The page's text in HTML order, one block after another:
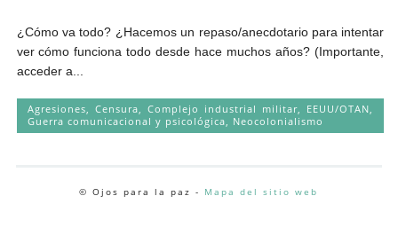
¿Cómo va todo? ¿Hacemos un repaso/anecdotario para intentar
ver cómo funciona todo desde hace muchos años? (Importante,
acceder a...
Agresiones Censura Complejo industrial militar EEUU/OTAN
Guerra comunicacional y psicológica
Neocolonialismo
© Ojos para la paz - Mapa del sitio web